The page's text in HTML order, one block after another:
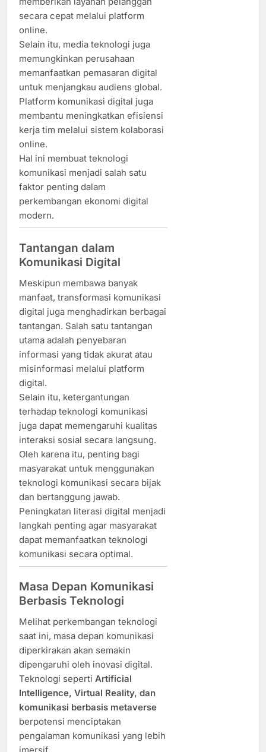
secara cepat melalui platform
online.
Selain itu, media teknologi juga
memungkinkan perusahaan
memanfaatkan pemasaran digital
untuk menjangkau audiens global.
Platform komunikasi digital juga
membantu meningkatkan efisiensi
kerja tim melalui sistem kolaborasi
online.
Hal ini membuat teknologi
komunikasi menjadi salah satu
faktor penting dalam
perkembangan ekonomi digital
modern.
Tantangan dalam
Komunikasi Digital
Meskipun membawa banyak
manfaat, transformasi komunikasi
digital juga menghadirkan berbagai
tantangan. Salah satu tantangan
utama adalah penyebaran
informasi yang tidak akurat atau
misinformasi melalui platform
digital.
Selain itu, ketergantungan
terhadap teknologi komunikasi
juga dapat memengaruhi kualitas
interaksi sosial secara langsung.
Oleh karena itu, penting bagi
masyarakat untuk menggunakan
teknologi komunikasi secara bijak
dan bertanggung jawab.
Peningkatan literasi digital menjadi
langkah penting agar masyarakat
dapat memanfaatkan teknologi
komunikasi secara optimal.
Masa Depan Komunikasi
Berbasis Teknologi
Melihat perkembangan teknologi
saat ini, masa depan komunikasi
diperkirakan akan semakin
dipengaruhi oleh inovasi digital.
Teknologi seperti Artificial
Intelligence, Virtual Reality, dan
komunikasi berbasis metaverse
berpotensi menciptakan
pengalaman komunikasi yang lebih